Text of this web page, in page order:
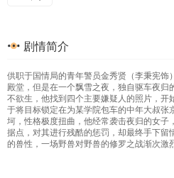
剧情简介
供职于国情局的青年警员金秀贤（李秉宪饰
殿堂，但是在一个飘雪之夜，独自驱车夜归
不欲生，他找到四个主要嫌疑人的照片，开
于将目标锁定在为某学院包车的中年大叔张
坷，性格极度扭曲，他经常袭击夜归的女子
据点，对其进行残酷的惩罚，却最终手下留
的兽性，一场野兽对野兽的修罗之战渐次